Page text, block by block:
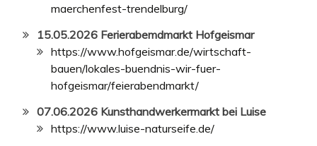
maerchenfest-trendelburg/
15.05.2026 Ferierabemdmarkt Hofgeismar
https://www.hofgeismar.de/wirtschaft-
bauen/lokales-buendnis-wir-fuer-
hofgeismar/feierabendmarkt/
07.06.2026 Kunsthandwerkermarkt bei Luise
https://www.luise-naturseife.de/